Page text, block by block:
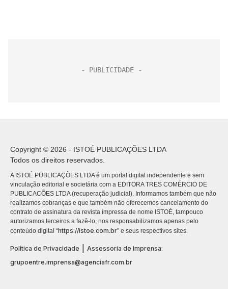
Copyright © 2026 - ISTOÉ PUBLICAÇÕES LTDA
Todos os direitos reservados.
A ISTOÉ PUBLICAÇÕES LTDA é um portal digital independente e sem
vinculação editorial e societária com a EDITORA TRES COMÉRCIO DE
PUBLICACÕES LTDA (recuperação judicial). Informamos também que não
realizamos cobranças e que também não oferecemos cancelamento do
contrato de assinatura da revista impressa de nome ISTOÉ, tampouco
autorizamos terceiros a fazê-lo, nos responsabilizamos apenas pelo
conteúdo digital “https://istoe.com.br” e seus respectivos sites.
Política de Privacidade
Assessoria de Imprensa:
grupoentre.imprensa@agenciafr.com.br